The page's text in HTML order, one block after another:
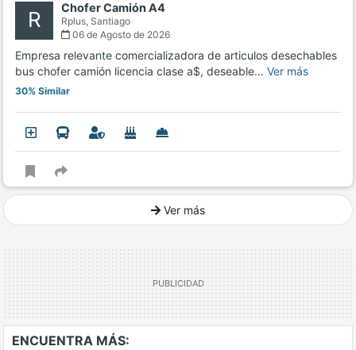
R Chofer Camión A4
Rplus, Santiago
06 de Agosto de 2026
Empresa relevante comercializadora de articulos desechables
bus chofer camión licencia clase a$, deseable… Ver más
30% Similar
Ver más
ENCUENTRA MÁS: